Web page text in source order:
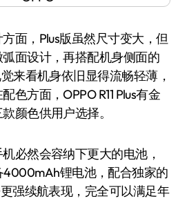
，Plus版虽然尺寸变大，但
面设计，再搭配机身侧面的
来看机身依旧显得流畅轻薄，
色方面，OPPO R11 Plus有金
颜色供用户选择。
然会容纳下更大的电池，
4000mAh锂电池，配合独家的
强续航表现，完全可以满足年